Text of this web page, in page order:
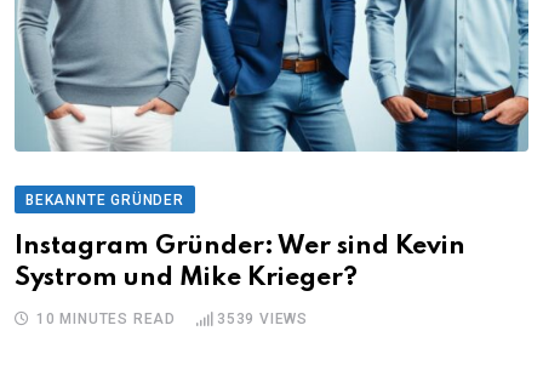
BEKANNTE GRÜNDER
Instagram Gründer: Wer sind Kevin
Systrom und Mike Krieger?
10 MINUTES READ 3539 VIEWS